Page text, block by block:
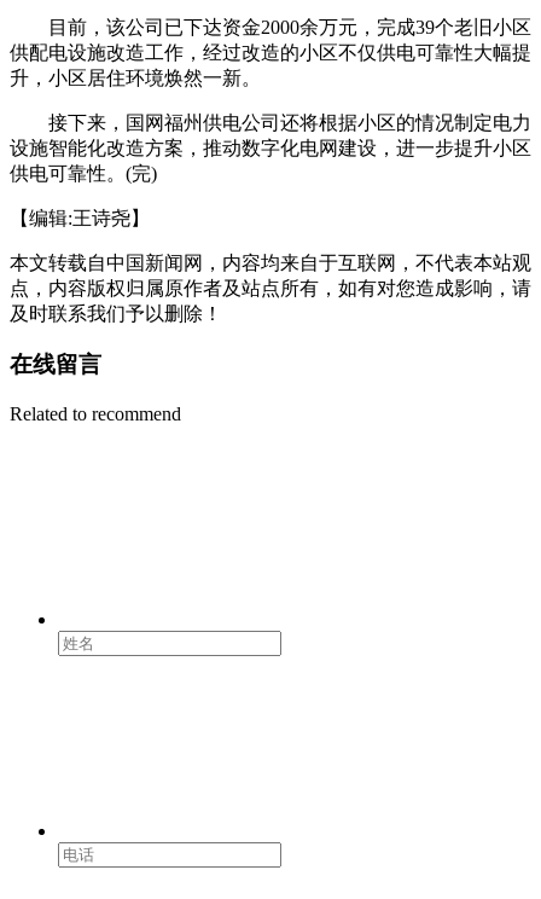
目前，该公司已下达资金2000余万元，完成39个老旧小区
供配电设施改造工作，经过改造的小区不仅供电可靠性大幅提
升，小区居住环境焕然一新。
接下来，国网福州供电公司还将根据小区的情况制定电力
设施智能化改造方案，推动数字化电网建设，进一步提升小区
供电可靠性。(完)
【编辑:王诗尧】
本文转载自中国新闻网，内容均来自于互联网，不代表本站观
点，内容版权归属原作者及站点所有，如有对您造成影响，请
及时联系我们予以删除！
在线留言
Related to recommend